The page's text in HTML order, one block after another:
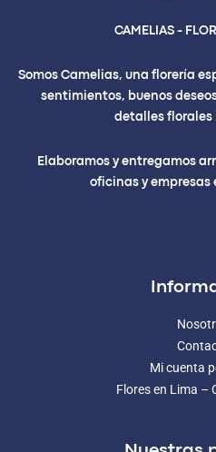
CAMELIAS -
Somos Camelias, una florería
sentimientos, buenos
detalles florales
Elaboramos y entregamos
oficinas y empresas
Mi cuenta
Flores en Lima –